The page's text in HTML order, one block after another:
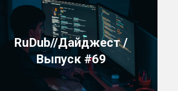
RuDub//Дайджест /
Выпуск #69